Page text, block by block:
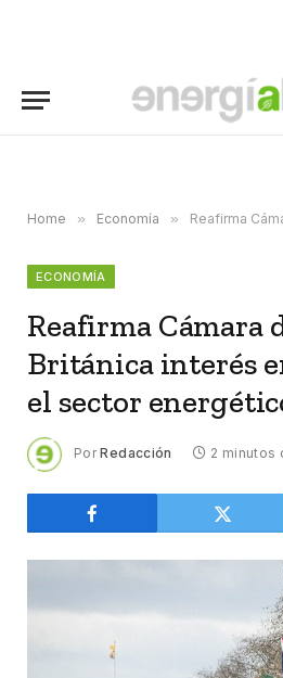
Home » Economía » Reafirma Cámara de Comercio
ECONOMÍA
Reafirma Cámara
Británica interés
el sector
Por Redacción 2 minutos